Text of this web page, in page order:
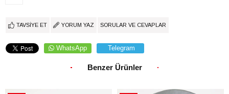
TAVSIYE ET YORUM YAZ SORULAR VE CEVAPLAR
WhatsApp Telegram
Benzer Ürünler